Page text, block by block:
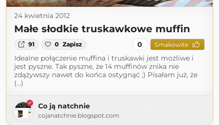
24 kwietnia 2012
Małe słodkie truskawkowe muffin
91 0 Zapisz 0 Smakowite
Idealne połączenie muffina i truskawki jest możliwe i
jest pyszne. Tak pyszne, że 14 muffinów znika nie
zdążywszy nawet do końca ostygnąć ;) Pisałam już, że
(...)
Co ją natchnie
cojanatchnie.blogspot.com